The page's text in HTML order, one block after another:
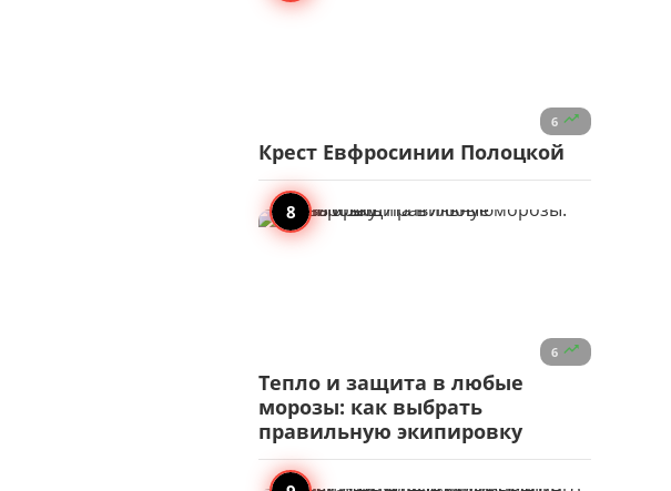
6 
Крест Евфросинии Полоцкой
6 
Тепло и защита в любые
морозы: как выбрать
правильную экипировку